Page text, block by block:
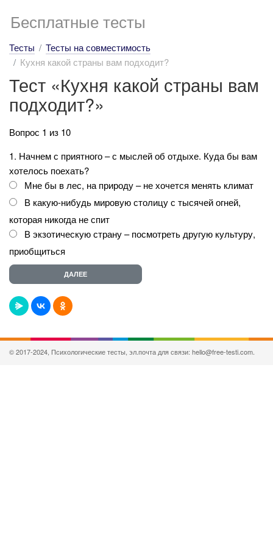
Бесплатные тесты
Тесты
Тесты на совместимость
Кухня какой страны вам подходит?
Тест «Кухня какой страны вам
подходит?»
Вопрос 1 из 10
1. Начнем с приятного – с мыслей об отдыхе. Куда бы вам
хотелось поехать?
Мне бы в лес, на природу – не хочется менять климат
В какую-нибудь мировую столицу с тысячей огней,
которая никогда не спит
В экзотическую страну – посмотреть другую культуру,
приобщиться
© 2017-2024, Психологические тесты, эл.почта для связи: hello@free-testi.com.